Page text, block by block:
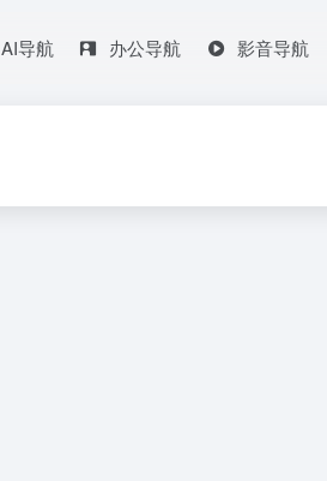
AI导航 办公导航 影音导航